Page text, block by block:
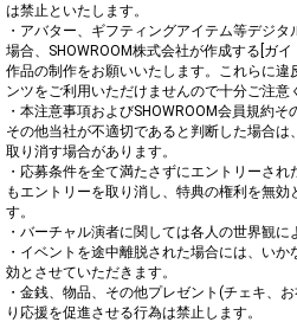
は禁止といたします。
・アバター、ギフティングアイテム等デジ
場合、SHOWROOM株式会社が作成する[ガ
作品の制作をお願いいたします。これらに
ンツをご利用いただけませんので十分ご注意
・本注意事項およびSHOWROOM会員規約
その他当社が不適切であると判断した場合
取り消す場合があります。
・応募条件を全て満たさずにエントリーさ
もエントリーを取り消し、特典の権利を無効
す。
・バーチャル演者に関しては各人の世界観に
・イベントを途中離脱された場合には、い
効とさせていただきます。
・金銭、物品、その他プレゼント(チェキ、
り応援を促進させる行為は禁止します。